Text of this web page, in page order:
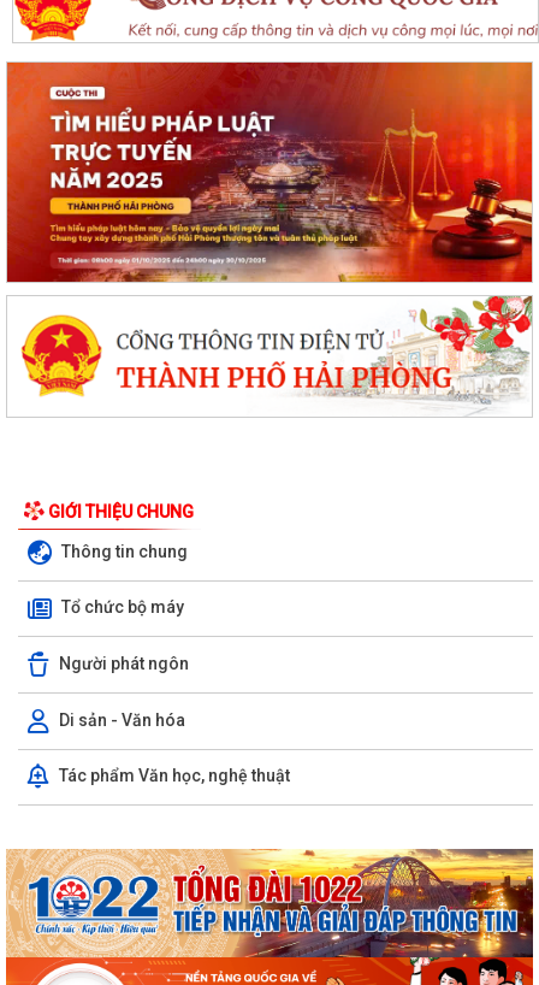
GIỚI THIỆU CHUNG
Thông tin chung
Tổ chức bộ máy
Người phát ngôn
Di sản - Văn hóa
Tác phẩm Văn học, nghệ thuật
Tạo xung lực mạnh mẽ nâng tầm quan hệ Việt Nam-Australia